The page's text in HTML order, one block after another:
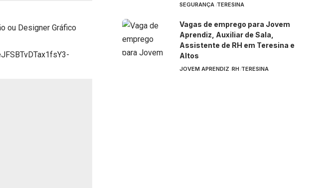
ou Designer Gráfico
SEGURANÇA TERESINA
Vagas de emprego para Jovem
Aprendiz, Auxiliar de Sala,
Assistente de RH em Teresina e
Altos
JOVEM APRENDIZ RH TERESINA